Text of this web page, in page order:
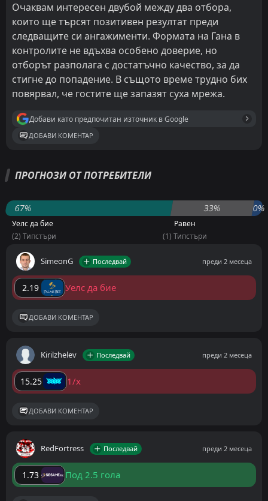
Очаквам интересен двубой между два отбора,
които ще търсят позитивен резултат преди
следващите си ангажименти. Формата на Гана в
контролите не вдъхва особено доверие, но
отборът разполага с достатъчно качество, за да
стигне до попадение. В същото време трудно бих
повярвал, че гостите ще запазят суха мрежа.
Добави като предпочитан източник в Google
ДОБАВИ КОМЕНТАР
ПРОГНОЗИ ОТ ПОТРЕБИТЕЛИ
67% 33% 0%
Уелс да бие
(2) Типстъри
Равен
(1) Типстъри
SimeonG Последвай преди 2 месеца
2.19 Уелс да бие
ДОБАВИ КОМЕНТАР
Kirilzhelev Последвай преди 2 месеца
15.25 1/x
ДОБАВИ КОМЕНТАР
RedFortress Последвай преди 2 месеца
1.73 Под 2.5 гола